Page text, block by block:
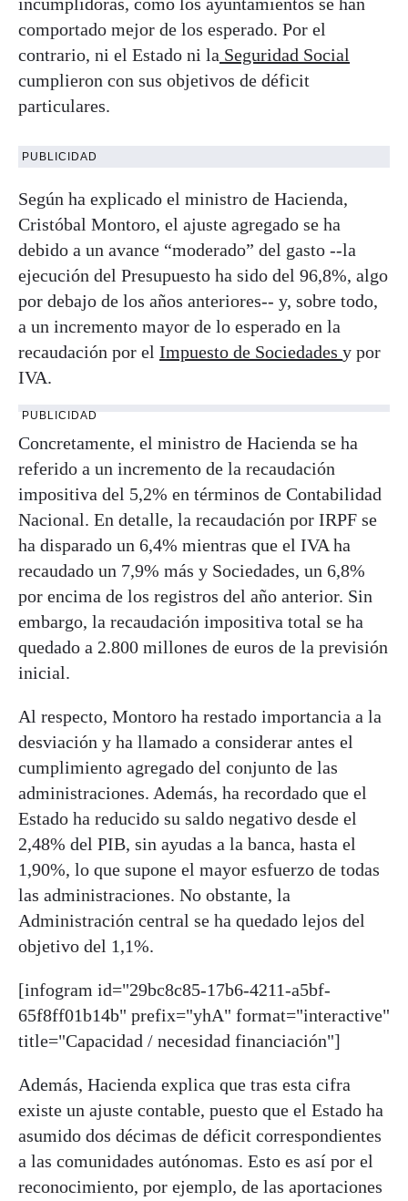
comportado mejor de los esperado. Por el
contrario, ni el Estado ni la Seguridad Social
cumplieron con sus objetivos de déficit
particulares.
PUBLICIDAD
Según ha explicado el ministro de Hacienda,
Cristóbal Montoro, el ajuste agregado se ha
debido a un avance “moderado” del gasto --la
ejecución del Presupuesto ha sido del 96,8%, algo
por debajo de los años anteriores-- y, sobre todo,
a un incremento mayor de lo esperado en la
recaudación por el Impuesto de Sociedades y por
IVA.
PUBLICIDAD
Concretamente, el ministro de Hacienda se ha
referido a un incremento de la recaudación
impositiva del 5,2% en términos de Contabilidad
Nacional. En detalle, la recaudación por IRPF se
ha disparado un 6,4% mientras que el IVA ha
recaudado un 7,9% más y Sociedades, un 6,8%
por encima de los registros del año anterior. Sin
embargo, la recaudación impositiva total se ha
quedado a 2.800 millones de euros de la previsión
inicial.
Al respecto, Montoro ha restado importancia a la
desviación y ha llamado a considerar antes el
cumplimiento agregado del conjunto de las
administraciones. Además, ha recordado que el
Estado ha reducido su saldo negativo desde el
2,48% del PIB, sin ayudas a la banca, hasta el
1,90%, lo que supone el mayor esfuerzo de todas
las administraciones. No obstante, la
Administración central se ha quedado lejos del
objetivo del 1,1%.
[infogram id="29bc8c85-17b6-4211-a5bf-
65f8ff01b14b" prefix="yhA" format="interactive"
title="Capacidad / necesidad financiación"]
Además, Hacienda explica que tras esta cifra
existe un ajuste contable, puesto que el Estado ha
asumido dos décimas de déficit correspondientes
a las comunidades autónomas. Esto es así por el
reconocimiento, por ejemplo, de las aportaciones